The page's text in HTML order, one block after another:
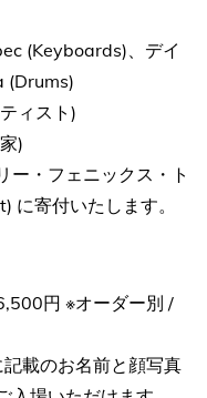
(Keyboards)、デイ
(Drums)
ィスト)
)
・フェニックス・ト
に寄付いたします。
円 ※オーダー別 /
載のお名前と顔写真